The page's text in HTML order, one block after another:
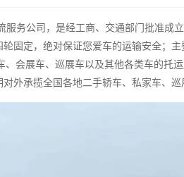
务公司，是经工商、交通部门批准成立
固定，绝对保证您爱车的运输安全；
会展车、巡展车以及其他各类车的托
外承揽全国各地二手轿车、私家车、巡